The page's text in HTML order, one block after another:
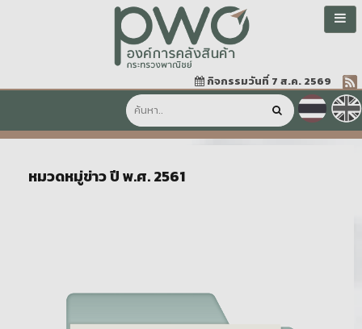
กิจกรรมวันที่ 7 ส.ค. 2569
หมวดหมู่ข่าว ปี พ.ศ. 2561